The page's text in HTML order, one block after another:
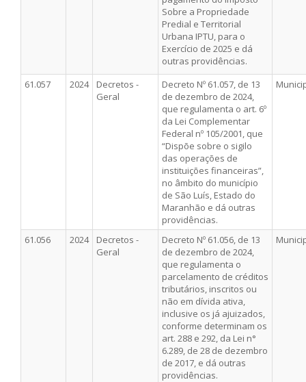
Sobre a Propriedade
Predial e Territorial
Urbana IPTU, para o
Exercício de 2025 e dá
outras providências.
61.057 2024
Decretos -
Geral
Decreto Nº 61.057, de 13
de dezembro de 2024,
que regulamenta o art. 6º
da Lei Complementar
Federal nº 105/2001, que
“Dispõe sobre o sigilo
das operações de
instituições financeiras”,
no âmbito do município
de São Luís, Estado do
Maranhão e dá outras
providências.
61.056 2024
Decretos -
Geral
Decreto Nº 61.056, de 13
de dezembro de 2024,
que regulamenta o
parcelamento de créditos
tributários, inscritos ou
não em dívida ativa,
inclusive os já ajuizados,
conforme determinam os
art. 288 e 292, da Lei n°
6.289, de 28 de dezembro
de 2017, e dá outras
providências.